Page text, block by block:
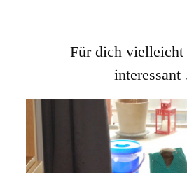
Für dich vielleicht